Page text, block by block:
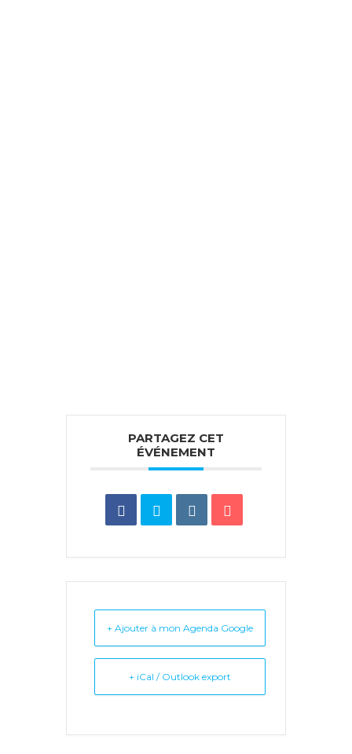
PARTAGEZ CET
ÉVÉNEMENT
+ Ajouter à mon Agenda Google
+ iCal / Outlook export